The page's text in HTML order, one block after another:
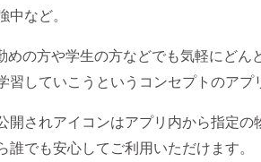
など。
めの方や学生の方などでも気軽にどん
習していこうというコンセプトのアプ
開されアイコンはアプリ内から指定
誰でも安心してご利用いただけます。